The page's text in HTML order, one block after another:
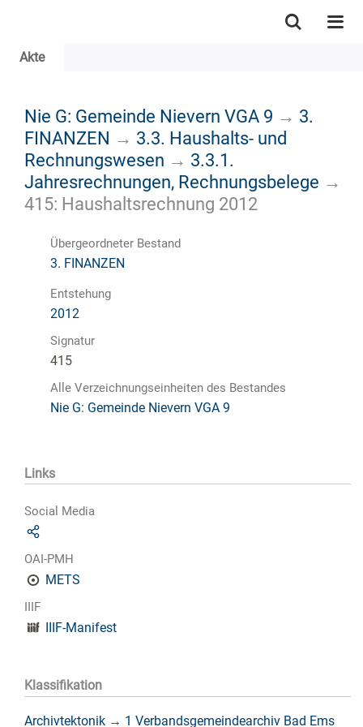
Akte
Nie G: Gemeinde Nievern VGA 9 → 3.
FINANZEN → 3.3. Haushalts- und
Rechnungswesen → 3.3.1.
Jahresrechnungen, Rechnungsbelege →
415: Haushaltsrechnung 2012
Übergeordneter Bestand
3. FINANZEN
Entstehung
2012
Signatur
415
Alle Verzeichnungseinheiten des Bestandes
Nie G: Gemeinde Nievern VGA 9
Links
Social Media
OAI-PMH
METS
IIIF
IIIF-Manifest
Klassifikation
Archivtektonik → 1 Verbandsgemeindearchiv Bad Ems